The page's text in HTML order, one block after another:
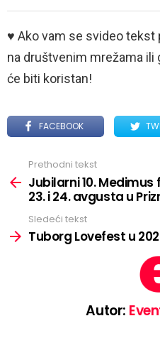
♥ Ako vam se svideo
na društvenim mrežama
će biti koristan!
FACEBOOK
more
Prethodni tekst
Jubilarni 10.
23. i 24. avgusta u
Sledeći tekst
Tuborg Lovefest u
Autor: